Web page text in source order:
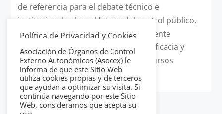
de referencia para el debate técnico e
institucional sobre el futuro del control público,
en un contexto marcado por la creciente
demanda ciudadana de integridad, eficacia y
responsabilidad en el uso de los recursos
públicos.
Política de Privacidad y Cookies
Asociación de Órganos de Control
Externo Autonómicos (Asocex) le
informa de que este Sitio Web
utiliza cookies propias y de terceros
que ayudan a optimizar su visita. Si
continúa navegando por este Sitio
Web, consideramos que acepta su